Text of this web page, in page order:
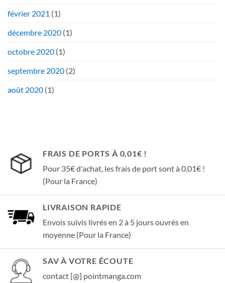
février 2021 (1)
décembre 2020 (1)
octobre 2020 (1)
septembre 2020 (2)
août 2020 (1)
FRAIS DE PORTS À 0,01€ !
Pour 35€ d'achat, les frais de port sont à 0,01€ !
(Pour la France)
LIVRAISON RAPIDE
Envois suivis livrés en 2 à 5 jours ouvrés en
moyenne (Pour la France)
SAV À VOTRE ÉCOUTE
contact [@] pointmanga.com